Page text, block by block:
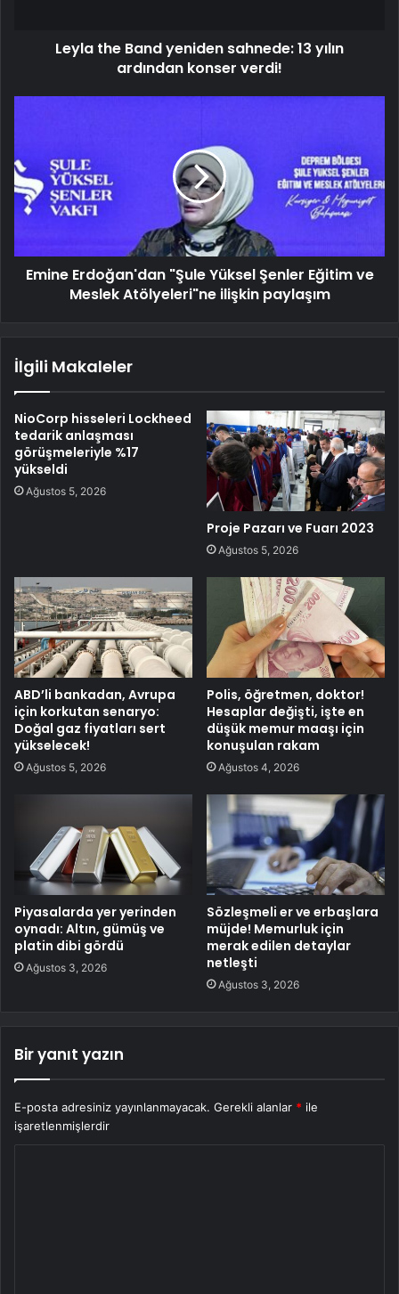
Leyla the Band yeniden sahnede: 13 yılın
ardından konser verdi!
Emine Erdoğan'dan "Şule Yüksel Şenler Eğitim ve
Meslek Atölyeleri"ne ilişkin paylaşım
İlgili Makaleler
NioCorp hisseleri Lockheed
tedarik anlaşması
görüşmeleriyle %17
yükseldi
Ağustos 5, 2026
Proje Pazarı ve Fuarı 2023
Ağustos 5, 2026
ABD’li bankadan, Avrupa
için korkutan senaryo:
Doğal gaz fiyatları sert
yükselecek!
Ağustos 5, 2026
Polis, öğretmen, doktor!
Hesaplar değişti, işte en
düşük memur maaşı için
konuşulan rakam
Ağustos 4, 2026
Piyasalarda yer yerinden
oynadı: Altın, gümüş ve
platin dibi gördü
Ağustos 3, 2026
Sözleşmeli er ve erbaşlara
müjde! Memurluk için
merak edilen detaylar
netleşti
Ağustos 3, 2026
Bir yanıt yazın
E-posta adresiniz yayınlanmayacak. Gerekli alanlar * ile
işaretlenmişlerdir